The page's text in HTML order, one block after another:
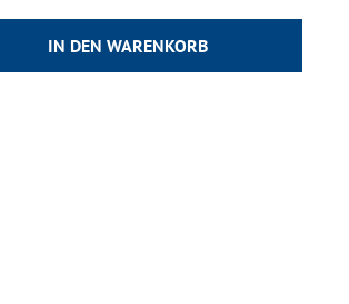
IN DEN WARENKORB